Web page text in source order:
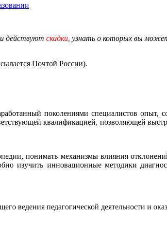
и действуют скидки , узнать о которых вы
Почтой России).
поколениями специалистов
квалификацией, позволяющей
понимать механизмы влияния
изучить инновационные методики
ведения педагогической деятельности и